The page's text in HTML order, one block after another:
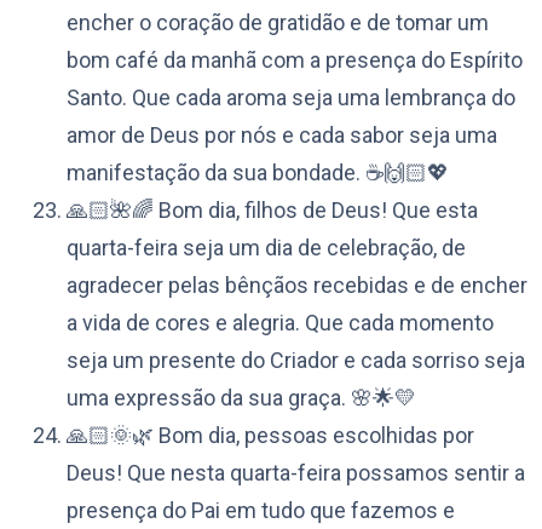
encher o coração de gratidão e de tomar um
bom café da manhã com a presença do Espírito
Santo. Que cada aroma seja uma lembrança do
amor de Deus por nós e cada sabor seja uma
manifestação da sua bondade. ☕️🙌🏻💖
🙏🏻🌺🌈 Bom dia, filhos de Deus! Que esta
quarta-feira seja um dia de celebração, de
agradecer pelas bênçãos recebidas e de encher
a vida de cores e alegria. Que cada momento
seja um presente do Criador e cada sorriso seja
uma expressão da sua graça. 🌸🌟💛
🙏🏻🌞🌿 Bom dia, pessoas escolhidas por
Deus! Que nesta quarta-feira possamos sentir a
presença do Pai em tudo que fazemos e